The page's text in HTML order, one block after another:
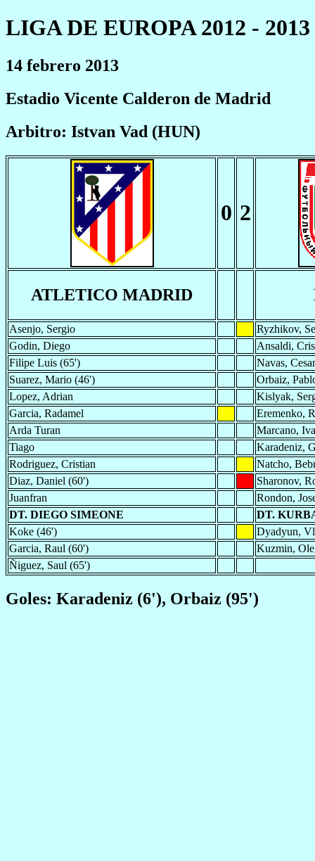
LIGA DE EUROPA 2012 - 2013
14 febrero 2013
Estadio Vicente Calderon de Madrid
Arbitro: Istvan Vad (HUN)
0 2
ATLETICO MADRID
Asenjo, Sergio
Ryzhikov,
Godin, Diego
Ansaldi,
Filipe Luis (65')
Navas, Cesar
Suarez, Mario (46')
Orbaiz,
Lopez, Adrian
Kislyak,
Garcia, Radamel
Eremenko,
Arda Turan
Marcano,
Tiago
Karadeniz,
Rodriguez, Cristian
Natcho,
Diaz, Daniel (60')
Sharonov,
Juanfran
Rondon,
DT. DIEGO SIMEONE
DT.
Koke (46')
Dyadyun,
Garcia, Raul (60')
Kuzmin,
Ñiguez, Saul (65')
Goles: Karadeniz (6'), Orbaiz (95')